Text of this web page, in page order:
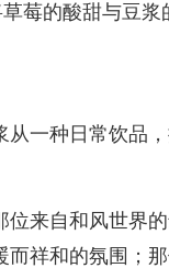
莓的酸甜与豆
一种日常饮品，
来自和风世界
祥和的氛围；